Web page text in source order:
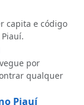
capita e código
por
qualquer
Piauí